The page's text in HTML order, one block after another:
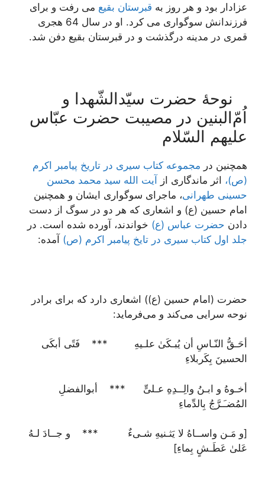
عزادار بود و هر روز به قبرستان بقیع می رفت و برای
فرزندانش سوگواری می کرد. او در سال 64 هجری
قمری در مدینه درگذشت و در قبرستان بقیع دفن شد.
نوحۀ حضرت سیّدالشّهدا و
اُمّ‌البنین در مصیبت حضرت عبّاس
علیهم السّلام
همچنین در مجموعه کتاب سیری در تاریخ پیامبر اکرم
(ص)، اثر ماندگاری از آیت الله سید محمد محسن
حسینی طهرانی، ماجرای سوگواری ایشان و همچنین
امام حسین (ع) و اشعاری که هر دو در سوگ از دست
دادن حضرت عباس (ع) خواندند، آورده شده است. در
جلد اول کتاب سیری در تایخ پیامبر اکرم (ص) آمده:
حضرت (امام حسین (ع)) اشعاری دارد که برای برادر
نوحه‌ سرایی می‌کند و می‌فرماید:
أحَـقُّ النّـاسِ أن یُبـکَیٰ علـیهِ‌ *** فَتًی أبکَی
الحسینَ بِکَربلاءِ
أخـوهُ و ابـنُ والِــدِهِ عـلیٍّ *** أبوالفضلِ
المُضـَـرَّجُ بِالدِّماءِ
[و مَـن واســاهُ لا یَثـنیهِ شـی‌ءٌ *** و جــادَ لـهُ
عَلیٰ عَطَـشٍ بِماءِ]